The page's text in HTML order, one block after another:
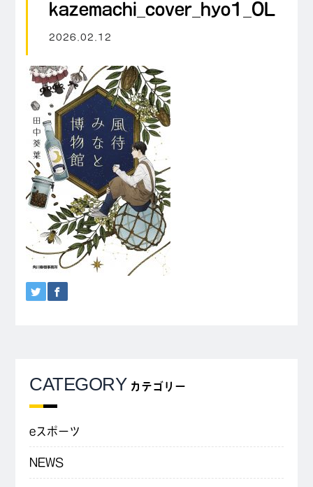
kazemachi_cover_hyo1_OL
2026.02.12
CATEGORY カテゴリー
eスポーツ
NEWS